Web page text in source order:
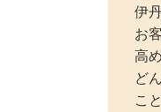
伊
お
高
ど
こ